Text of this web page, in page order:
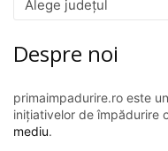
Despre noi
primaimpadurire.ro este
inițiativelor de împădurire
mediu.